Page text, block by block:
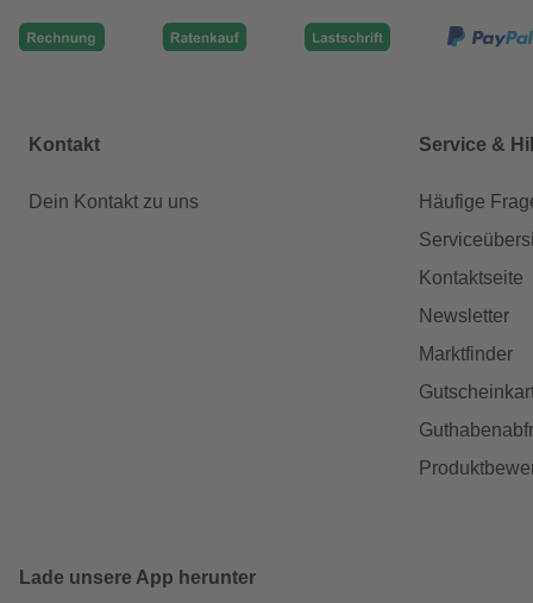
Kontakt
Dein Kontakt zu uns
Service &
Häufige
Kontaktseite
Newsletter
Marktfinder
Lade unsere App herunter